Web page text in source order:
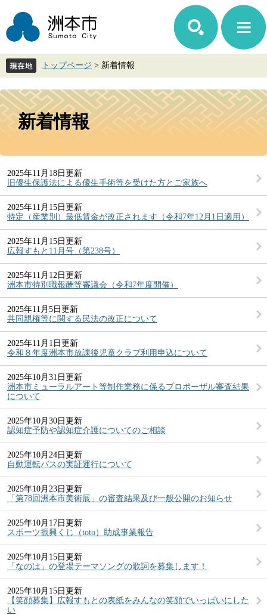
ジ
先
す。
ュ
を
し
て
トップページ > 新着情報
本
文
新着情報
2025年11月18日更新
旧優生保護法による優生手術等を受けた方とご家族へ
2025年11月15日更新
特定（産業別）最低賃金が改正されます（令和7年12月1日適用）
2025年11月15日更新
広報すもと11月号（第238号）
2025年11月12日更新
洲本市特別職報酬等審議会（令和7年度開催）
2025年11月5日更新
共同親権等に関する民法の改正について
2025年11月1日更新
令和８年度洲本市放課後児童クラブ利用申込について
2025年10月31日更新
洲本市ミューラルアート等制作業務に係るプロポーザル審査結果
について
2025年10月30日更新
認知症予防や認知症介護についてのご相談
2025年10月24日更新
自動運転バスの実証運行について
2025年10月23日更新
「第78回洲本市美術展」の審査結果及び一般公開のお知らせ
2025年10月17日更新
スポーツ振興くじ（toto）助成事業報告
2025年10月15日更新
「なのは」の登場テーマソングの歌詞を募集します！
2025年10月15日更新
【笑顔募集】広報すもとの表紙をみんなの笑顔でいっぱいにした
い